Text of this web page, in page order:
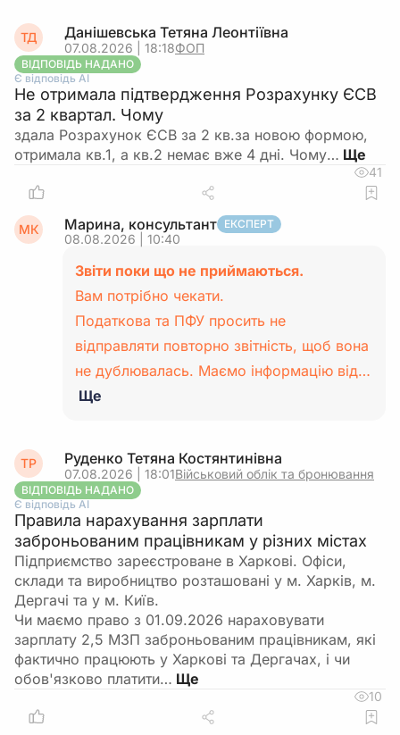
ТД Данішевська Тетяна Леонтіївна
07.08.2026 | 18:18ФОП
ВІДПОВІДЬ НАДАНО
Є відповідь АІ
Не отримала підтвердження Розрахунку ЄСВ
за 2 квартал. Чому
здала Розрахунок ЄСВ за 2 кв.за новою формою,
отримала кв.1, а кв.2 немає вже 4 дні. Чому…
41
МК Марина, консультант ЕКСПЕРТ
08.08.2026 | 10:40
Звіти поки що не приймаються.
Вам потрібно чекати.
Податкова та ПФУ просить не
відправляти повторно звітність, щоб вона
не дублювалась. Маємо інформацію від…
Ще
ТР Руденко Тетяна Костянтинівна
07.08.2026 | 18:01Військовий облік та бронювання
ВІДПОВІДЬ НАДАНО
Є відповідь АІ
Правила нарахування зарплати
заброньованим працівникам у різних містах
Підприємство зареєстроване в Харкові. Офіси,
склади та виробництво розташовані у м. Харків, м.
Дергачі та у м. Київ.
Чи маємо право з 01.09.2026 нараховувати
зарплату 2,5 МЗП заброньованим працівникам, які
фактично працюють у Харкові та Дергачах, і чи
обов'язково платити…
10